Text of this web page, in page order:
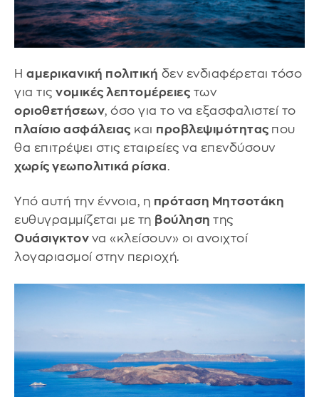
Η αμερικανική πολιτική δεν ενδιαφέρεται τόσο
για τις νομικές λεπτομέρειες των
οριοθετήσεων, όσο για το να εξασφαλιστεί το
πλαίσιο ασφάλειας και προβλεψιμότητας που
θα επιτρέψει στις εταιρείες να επενδύσουν
χωρίς γεωπολιτικά ρίσκα.
Υπό αυτή την έννοια, η πρόταση Μητσοτάκη
ευθυγραμμίζεται με τη βούληση της
Ουάσιγκτον να «κλείσουν» οι ανοιχτοί
λογαριασμοί στην περιοχή.